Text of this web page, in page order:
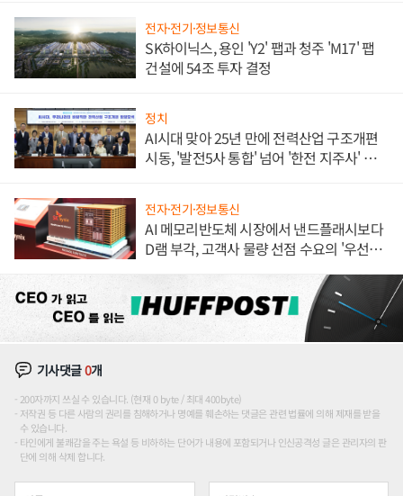
전자·전기·정보통신
SK하이닉스, 용인 'Y2' 팹과 청주 'M17' 팹
건설에 54조 투자 결정
정치
AI시대 맞아 25년 만에 전력산업 구조개편
시동, '발전5사 통합' 넘어 '한전 지주사' 재편
전자·전기·정보통신
AI 메모리반도체 시장에서 낸드플래시보다
D램 부각, 고객사 물량 선점 수요의 '우선순
기사댓글0개
200자까지 쓰실 수 있습니다. (현재 0 byte / 최대 400byte)
저작권 등 다른 사람의 권리를 침해하거나 명예를 훼손하는 댓글은 관련 법률에 의해 제재를 받을
수 있습니다.
타인에게 불쾌감을 주는 욕설 등 비하하는 단어가 내용에 포함되거나 인신공격성 글은 관리자의 판
단에 의해 삭제 합니다.